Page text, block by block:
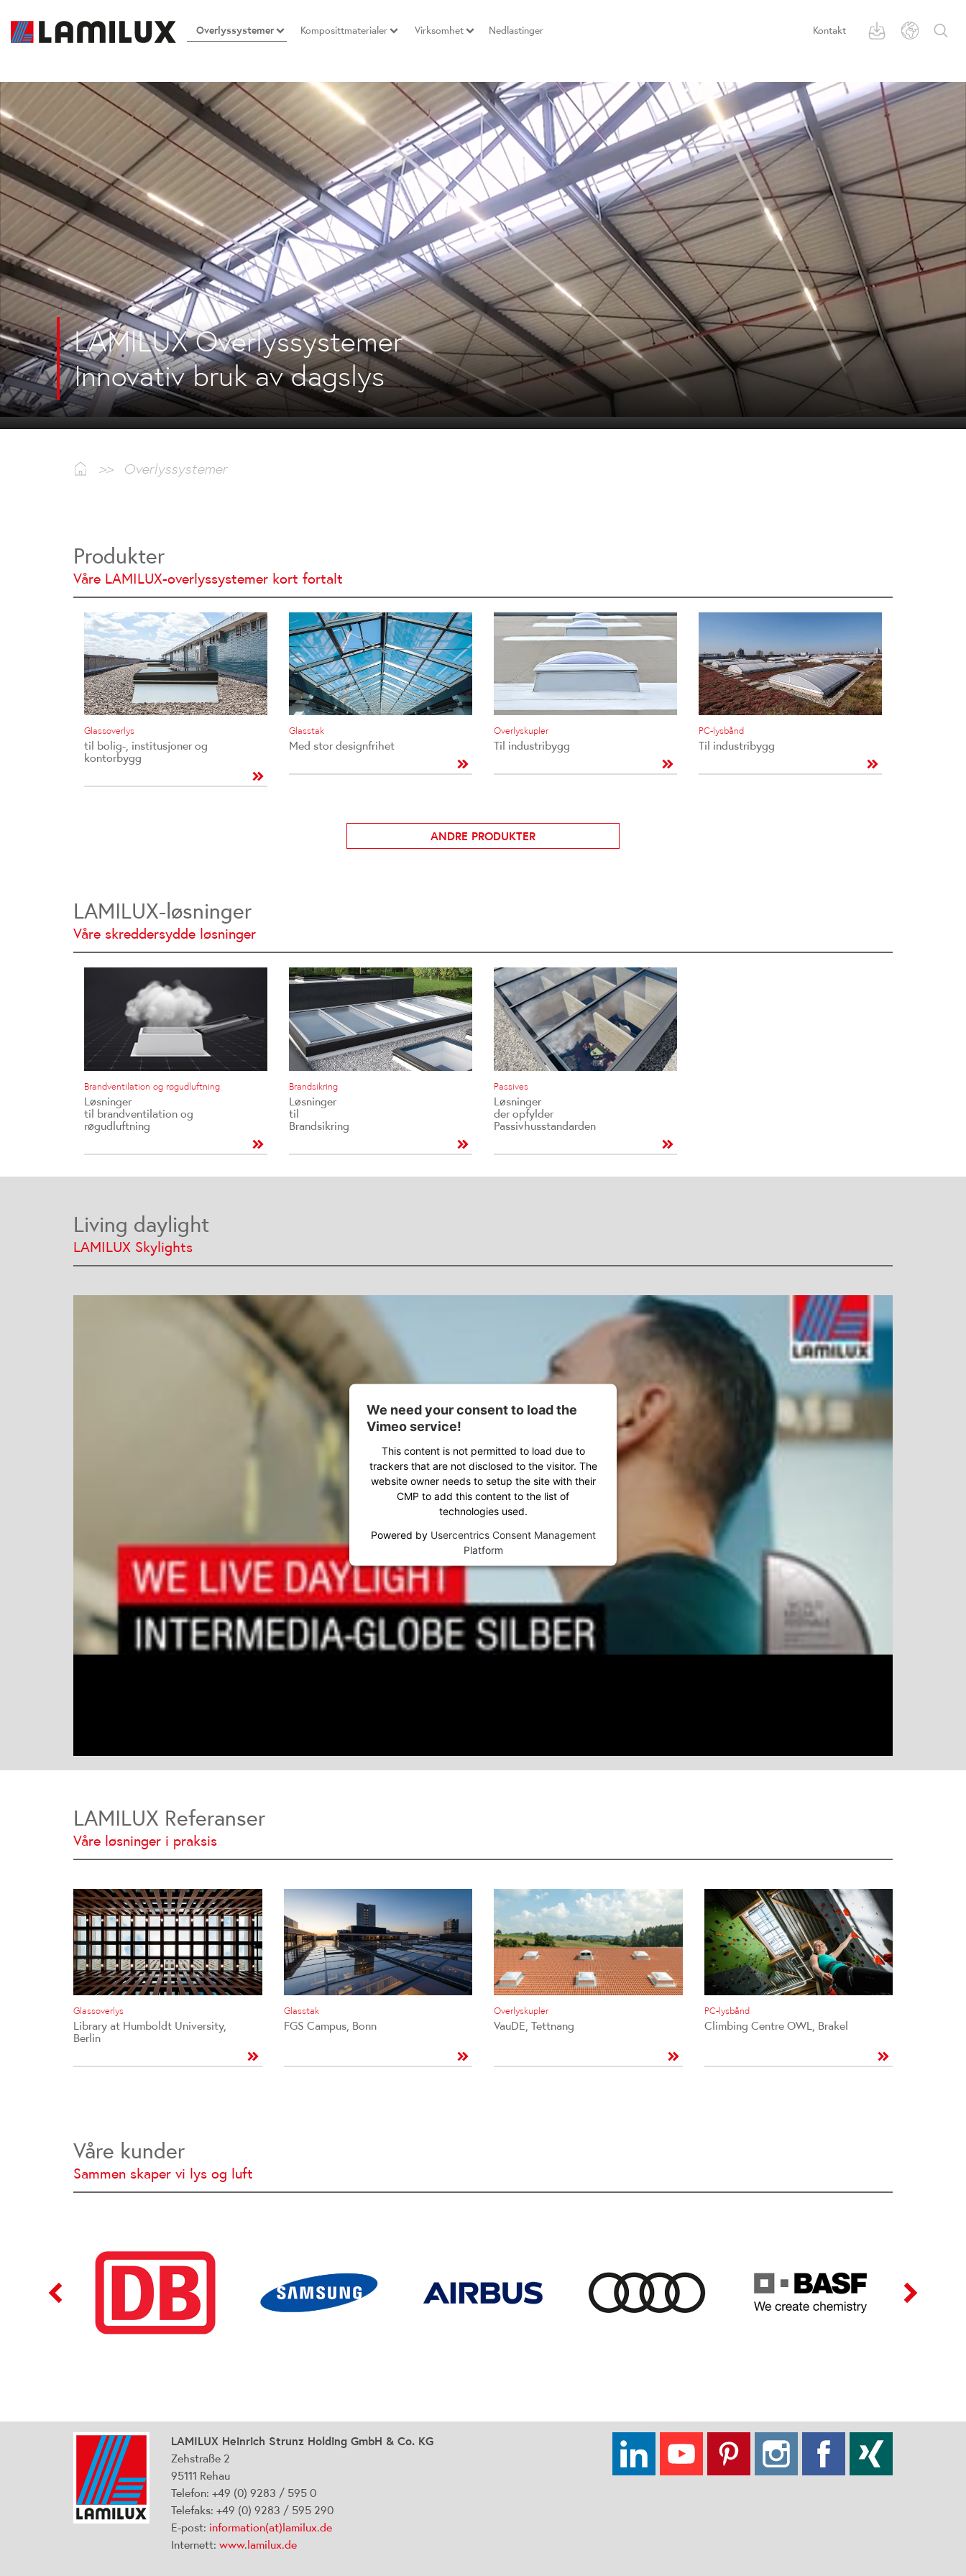
Overlyssystemer Komposittmaterialer Virksomhet Nedlastinger Kontakt
LAMILUX Overlyssystemer
Innovativ bruk av dagslys
>> Overlyssystemer
Produkter
Våre LAMILUX-overlyssystemer kort fortalt
Glassoverlys
til bolig-, institusjoner og
kontorbygg
Glasstak
Med stor designfrihet
Overlyskupler
Til industribygg
PC-lysbånd
Til industribygg
ANDRE PRODUKTER
LAMILUX-løsninger
Våre skreddersydde løsninger
Brandventilation og røgudluftning
Løsninger
til brandventilation og
røgudluftning
Brandsikring
Løsninger
til
Brandsikring
Passives
Løsninger
der opfylder
Passivhusstandarden
Living daylight
LAMILUX Skylights
We need your consent to load the
Vimeo service!
This content is not permitted to load due to
trackers that are not disclosed to the visitor. The
website owner needs to setup the site with their
CMP to add this content to the list of
technologies used.
Powered by Usercentrics Consent Management
Platform
LAMILUX Referanser
Våre løsninger i praksis
Glassoverlys
Library at Humboldt University,
Berlin
Glasstak
FGS Campus, Bonn
Overlyskupler
VauDE, Tettnang
PC-lysbånd
Climbing Centre OWL, Brakel
Våre kunder
Sammen skaper vi lys og luft
LAMILUX Heinrich Strunz Holding GmbH & Co. KG
Zehstraße 2
95111 Rehau
Telefon: +49 (0) 9283 / 595 0
Telefaks: +49 (0) 9283 / 595 290
E-post: information(at)lamilux.de
Internett: www.lamilux.de